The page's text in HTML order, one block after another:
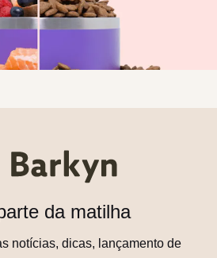
da matilha
notícias, dicas, lançamento de